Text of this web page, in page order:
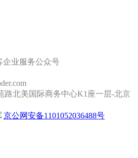
企业服务公众号
路北美国际商务中心K1座一层-北京
京公网安备1101052036488号